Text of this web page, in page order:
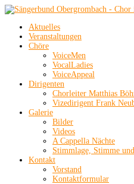
Aktuelles
Veranstaltungen
Chöre
VoiceMen
VocalLadies
VoiceAppeal
Dirigenten
Chorleiter Matthias
Vizedirigent Frank
Galerie
Bilder
Videos
A Cappella Nächte
Stimmlage, Stimme
Kontakt
Vorstand
Kontaktformular